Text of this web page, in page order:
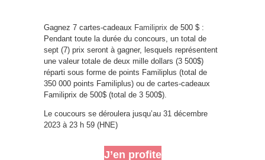
Gagnez 7 cartes-cadeaux Familiprix de 500 $ :
Pendant toute la durée du concours, un total de
sept (7) prix seront à gagner, lesquels représentent
une valeur totale de deux mille dollars (3 500$)
réparti sous forme de points Familiplus (total de
350 000 points Familiplus) ou de cartes-cadeaux
Familiprix de 500$ (total de 3 500$).
Le coucours se déroulera jusqu’au 31 décembre
2023 à 23 h 59 (HNE)
J’en profite